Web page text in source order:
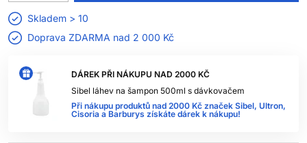
DÁREK PŘI NÁKUPU NAD 2000 KČ
Sibel láhev na šampon 500ml s dávkovačem
Při nákupu produktů nad 2000 Kč značek Sibel, Ultron,
Cisoria a Barburys získáte dárek k nákupu!
Skladem > 10
Doprava ZDARMA nad 2 000 Kč